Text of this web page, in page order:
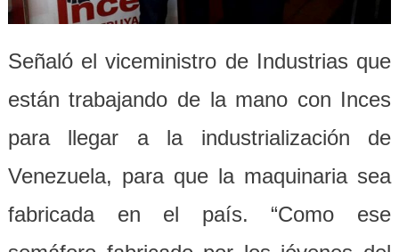
Señaló el viceministro de Industrias que
están trabajando de la mano con Inces
para llegar a la industrialización de
Venezuela, para que la maquinaria sea
fabricada en el país. “Como ese